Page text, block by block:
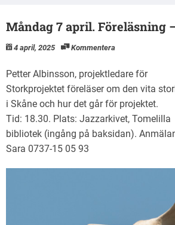
Måndag 7 april. Föreläsning
4 april, 2025 Kommentera
Petter Albinsson, projektledare för
Storkprojektet föreläser om den vita
i Skåne och hur det går för projektet.
Tid: 18.30. Plats: Jazzarkivet, Tomelilla
bibliotek (ingång på baksidan).
Sara 0737-15 05 93